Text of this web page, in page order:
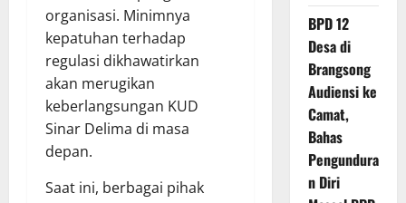
organisasi. Minimnya
kepatuhan terhadap
regulasi dikhawatirkan
akan merugikan
keberlangsungan KUD
Sinar Delima di masa
depan.
Saat ini, berbagai pihak
BPD 12
Desa di
Brangsong
Audiensi ke
Camat,
Bahas
Pengundura
n Diri